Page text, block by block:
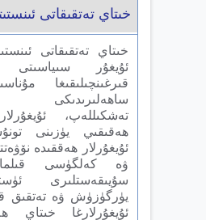
خىتاي تەتقىقاتى
خىتاي تەتقىقاتى
ئۇيغۇر
قىرغىنچىلىقىغا
ساھەلىرىدىكى
تەشكىللەپ،
ھەقىقىي يۈزىنى
ئۇيغۇرلار ھەققىدە
ۋە كەلگۈسى
سۇيىقەستلىرى
يۈرگۈزۈش ۋە تەتقىق
ئۇيغۇرلارغا خىتاي